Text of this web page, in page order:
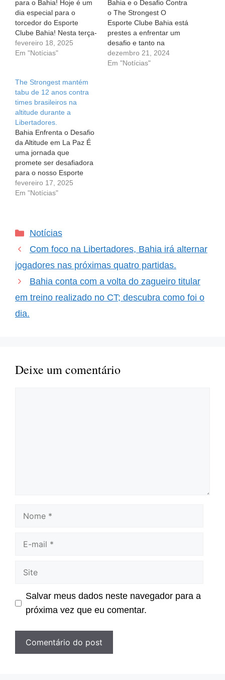
para o Bahia! Hoje é um
dia especial para o
torcedor do Esporte
Clube Bahia! Nesta terça-
feira, 18 de setembro, o
nosso querido Esquadrão
mais emocionantes do
continente: a
Libertadores. A partida
está marcada para
começar às…
fevereiro 18, 2025
Em "Notícias"
Bahia e o Desafio Contra
o The Strongest O
Esporte Clube Bahia está
prestes a enfrentar um
desafio e tanto na
Segunda Fase da Pré-
Libertadores e a gente
dezembro 21, 2024
Em "Notícias"
The Strongest mantém
tabu de 12 anos contra
times brasileiros na
altitude durante a
Libertadores.
Bahia Enfrenta o Desafio
da Altitude em La Paz É
uma jornada que
promete ser desafiadora
para o nosso Esporte
Clube Bahia! A equipe
tricolor está a caminho de
de La Paz, na Bolívia. A
Strongest…
fevereiro 17, 2025
Em "Notícias"
Categorias
Notícias
Com foco na Libertadores, Bahia irá alternar
jogadores nas próximas quatro partidas.
Bahia conta com a volta do zagueiro titular
em treino realizado no CT; descubra como foi o
dia.
Deixe um comentário
Nome
Site
Salvar meus dados neste navegador para a
próxima vez que eu comentar.